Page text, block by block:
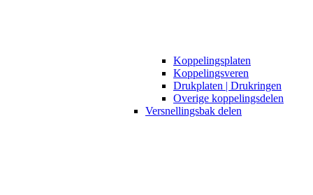
Koppelingsplaten
Koppelingsveren
Drukplaten | Drukringen
Overige koppelingsdelen
Versnellingsbak delen